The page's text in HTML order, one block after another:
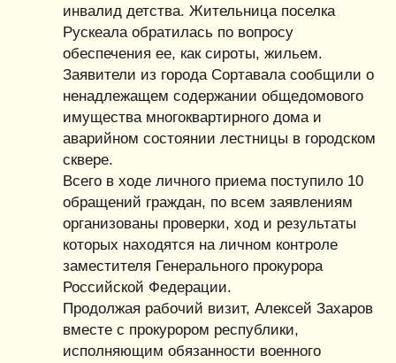
инвалид детства. Жительница поселка
Рускеала обратилась по вопросу
обеспечения ее, как сироты, жильем.
Заявители из города Сортавала сообщили о
ненадлежащем содержании общедомового
имущества многоквартирного дома и
аварийном состоянии лестницы в городском
сквере.
Всего в ходе личного приема поступило 10
обращений граждан, по всем заявлениям
организованы проверки, ход и результаты
которых находятся на личном контроле
заместителя Генерального прокурора
Российской Федерации.
Продолжая рабочий визит, Алексей Захаров
вместе с прокурором республики,
исполняющим обязанности военного